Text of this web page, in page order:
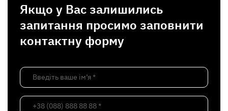
Якщо у Вас залишились
запитання просимо заповнити
контактну форму
Введіть ваше ім’я *
+38 (088) 888 88 88 *